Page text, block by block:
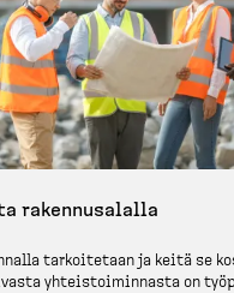
rakennusalalla
tarkoi­tetaan ja keitä se
yhteis­toi­minnasta on